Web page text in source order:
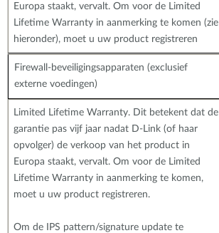
Europa staakt, vervalt. Om voor de Limited
Lifetime Warranty in aanmerking te komen (zie
hieronder), moet u uw product registreren
Firewall-beveiligingsapparaten (exclusief
externe voedingen)
Limited Lifetime Warranty. Dit betekent dat de
garantie pas vijf jaar nadat D-Link (of haar
opvolger) de verkoop van het product in
Europa staakt, vervalt. Om voor de Limited
Lifetime Warranty in aanmerking te komen,
moet u uw product registreren.
Om de IPS pattern/signature update te